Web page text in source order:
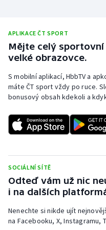
APLIKACE ČT SPORT
Mějte celý
velké obrazovce.
S mobilní aplikací, HbbTV a
máte ČT sport vždy po ruce.
bonusový obsah kdekoli a
SOCIÁLNÍ SÍTĚ
Odteď vám už nic
i na dalších
Nenechte si nikde ujít
na Facebooku, X, Instagramu,